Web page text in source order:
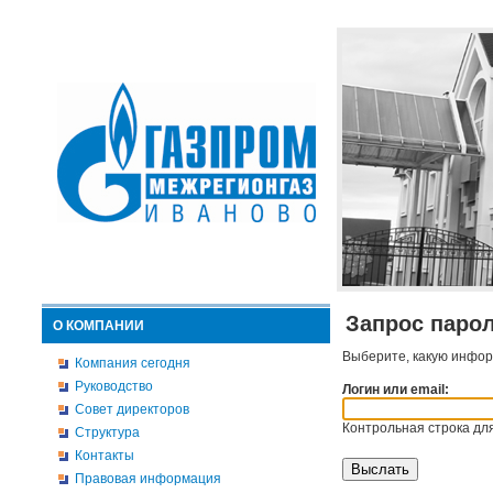
О КОМПАНИИ
Компания сегодня
Руководство
Совет директоров
Структура
Контакты
Правовая информация
Запрос
Выберите, какую
Логин или email:
Контрольная строка